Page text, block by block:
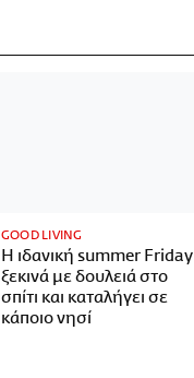
GOOD LIVING
Η ιδανική summer Friday
ξεκινά με δουλειά στο
σπίτι και καταλήγει σε
κάποιο νησί